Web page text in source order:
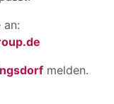
an:
melden.